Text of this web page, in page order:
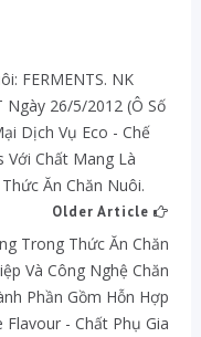
FERMENTS. NK
26/5/2012 (ô Số
Dịch Vụ Eco - Chế
Với Chất Mang Là
Ăn Chăn Nuôi.
Older Article
Trong Thức Ăn Chăn
Và Công Nghệ Chăn
Phần Gồm Hỗn Hợp
Flavour - Chất Phụ Gia